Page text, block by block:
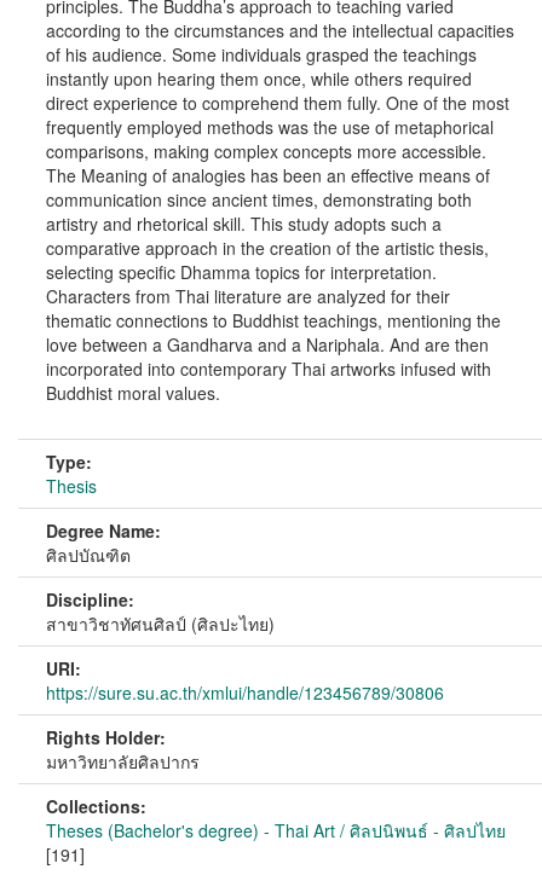
principles. The Buddha’s approach to teaching varied
according to the circumstances and the intellectual capacities
of his audience. Some individuals grasped the teachings
instantly upon hearing them once, while others required
direct experience to comprehend them fully. One of the most
frequently employed methods was the use of metaphorical
comparisons, making complex concepts more accessible.
The Meaning of analogies has been an effective means of
communication since ancient times, demonstrating both
artistry and rhetorical skill. This study adopts such a
comparative approach in the creation of the artistic thesis,
selecting specific Dhamma topics for interpretation.
Characters from Thai literature are analyzed for their
thematic connections to Buddhist teachings, mentioning the
love between a Gandharva and a Nariphala. And are then
incorporated into contemporary Thai artworks infused with
Buddhist moral values.
Type:
Thesis
Degree Name:
ศิลปบัณฑิต
Discipline:
สาขาวิชาทัศนศิลป์ (ศิลปะไทย)
URI:
https://sure.su.ac.th/xmlui/handle/123456789/30806
Rights Holder:
มหาวิทยาลัยศิลปากร
Collections:
Theses (Bachelor's degree) - Thai Art / ศิลปนิพนธ์ - ศิลปไทย
[191]